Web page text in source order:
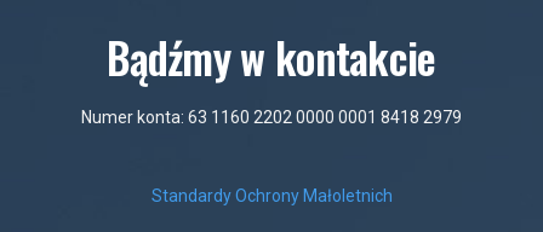
Bądźmy w kontakcie
Numer konta: 63 1160 2202 0000 0001 8418 2979
Standardy Ochrony Małoletnich